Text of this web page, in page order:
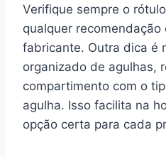
Verifique sempre o
qualquer recomendação
fabricante. Outra dica é
organizado de agulhas,
compartimento com o
agulha. Isso facilita na
opção certa para cada